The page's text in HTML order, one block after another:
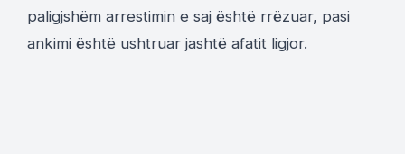
paligjshëm arrestimin e saj është rrëzuar, pasi
ankimi është ushtruar jashtë afatit ligjor.